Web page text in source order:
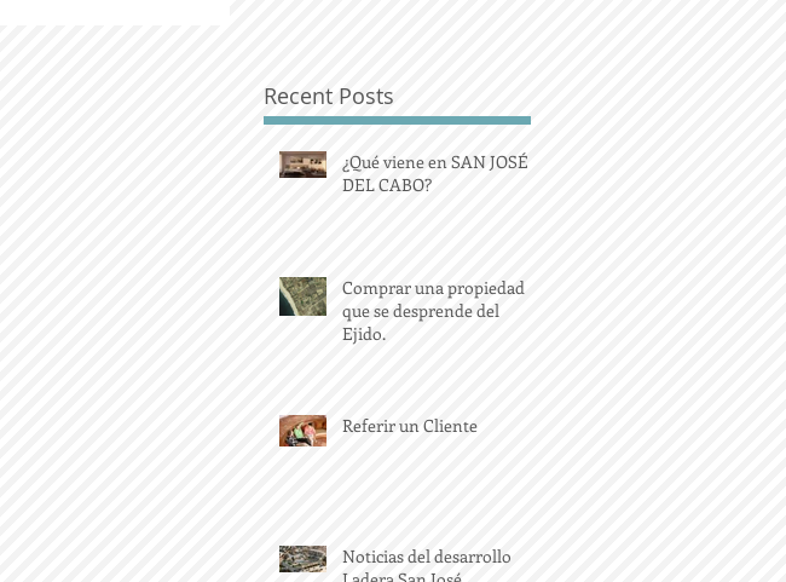
Recent Posts
¿Qué viene en SAN JOSÉ
DEL CABO?
Comprar una propiedad
que se desprende del
Ejido.
Referir un Cliente
Noticias del desarrollo